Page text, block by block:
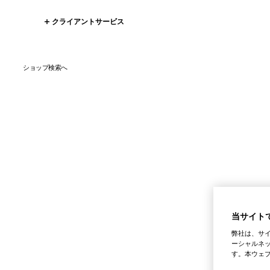
クライアントサービス
ショップ検索へ
当サイト
弊社は、サ
ーシャルネ
す。本ウェ